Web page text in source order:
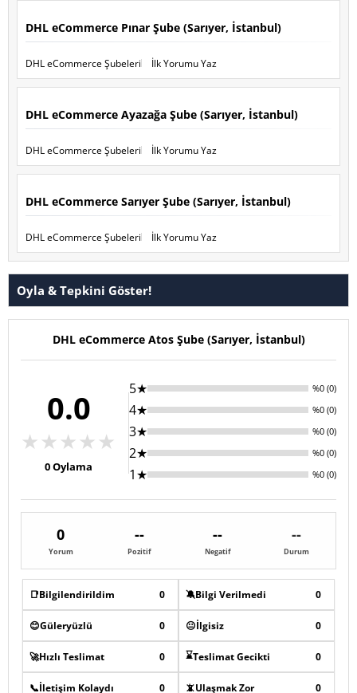
DHL eCommerce Pınar Şube (Sarıyer, İstanbul)
DHL eCommerce Şubeleri İlk Yorumu Yaz
DHL eCommerce Ayazağa Şube (Sarıyer, İstanbul)
DHL eCommerce Şubeleri İlk Yorumu Yaz
DHL eCommerce Sarıyer Şube (Sarıyer, İstanbul)
DHL eCommerce Şubeleri İlk Yorumu Yaz
Oyla & Tepkini Göster!
DHL eCommerce Atos Şube (Sarıyer, İstanbul)
0.0
★★★★★
0Oylama
5★ %0 (0)
4★ %0 (0)
3★ %0 (0)
2★ %0 (0)
1★ %0 (0)
0
Yorum
--
Pozitif
--
Negatif
--
Durum
📑Bilgilendirildim 0 🔕Bilgi Verilmedi 0
😊Güleryüzlü 0 😐İlgisiz 0
🚀Hızlı Teslimat 0 ⌛Teslimat Gecikti 0
📞İletişim Kolaydı 0 📵Ulaşmak Zor 0